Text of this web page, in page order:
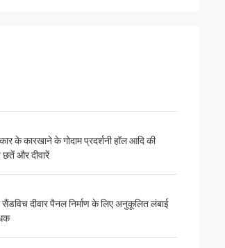
के कारखाने के गोदाम प्रदर्शनी हॉल आदि की
छतें और दीवारें
सैंडविच दीवार पैनल निर्माण के लिए अनुकूलित लंबाई